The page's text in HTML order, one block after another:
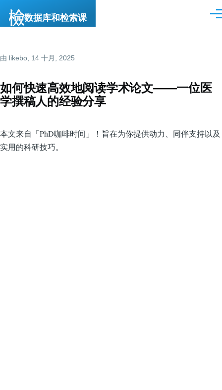
数据库和检索课
菜
由 likebo , 14 十月, 2025
如何快速高效地阅读学术论文——一位医
学撰稿人的经验分享
本文来自「PhD咖啡时间」！旨在为你提供动力、同伴支持以及
实用的科研技巧。